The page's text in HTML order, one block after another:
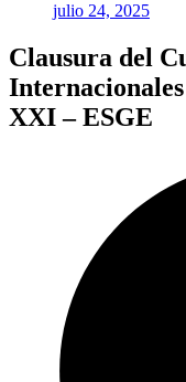
julio 24, 2025
Clausura del
XXI – ESGE